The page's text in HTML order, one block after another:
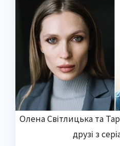
Олена Світлицька та
друзі з